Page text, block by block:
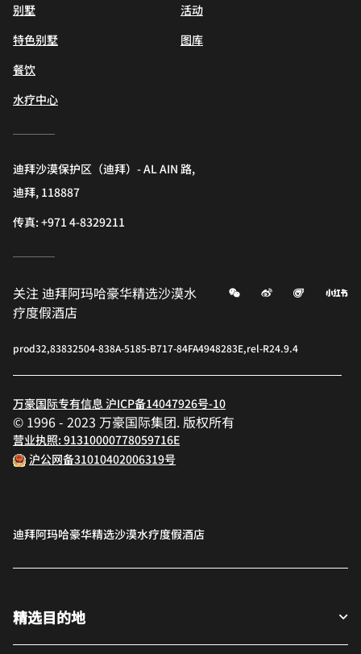
别墅
特色别墅
餐饮
水疗中心
活动
图库
迪拜沙漠保护区（迪拜）- AL AIN 路,
迪拜, 118887
传真:+971 4-8329211
关注迪拜阿玛哈豪华精选沙漠水
疗度假酒店
微信 微博 飞猪
prod32,83832504-838A-5185-B717-84FA4948283E,rel-R24.9.4
万豪国际专有信息 沪ICP备14047926号-10
© 1996 - 2023 万豪国际集团. 版权所有
营业执照: 91310000778059716E
沪公网备31010402006319号
迪拜阿玛哈豪华精选沙漠水疗度假酒店
精选目的地